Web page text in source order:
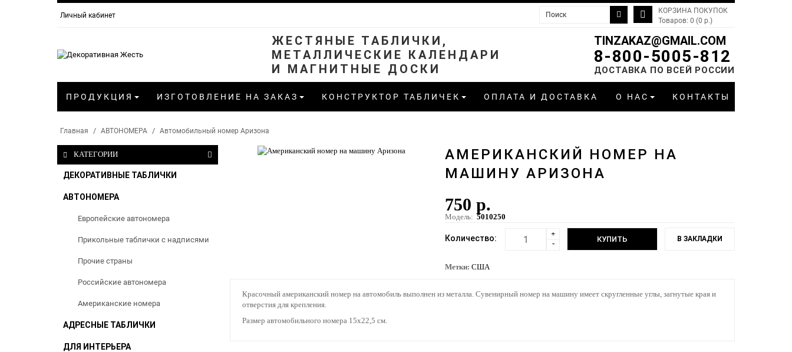
Личный кабинет
КОРЗИНА ПОКУПОК
Товаров: 0 (0 р.)
ЖЕСТЯНЫЕ ТАБЛИЧКИ,
МЕТАЛЛИЧЕСКИЕ КАЛЕНДАРИ
И МАГНИТНЫЕ ДОСКИ
TINZAKAZ@GMAIL.COM
8-800-5005-812
ДОСТАВКА ПО ВСЕЙ РОССИИ
ПРОДУКЦИЯ ИЗГОТОВЛЕНИЕ НА ЗАКАЗ КОНСТРУКТОР ТАБЛИЧЕК ОПЛАТА И ДОСТАВКА О НАС КОНТАКТЫ
Главная АВТОНОМЕРА Автомобильный номер Аризона
КАТЕГОРИИ
ДЕКОРАТИВНЫЕ ТАБЛИЧКИ
АВТОНОМЕРА
Европейские автономера
Прикольные таблички с надписями
Прочие страны
Российские автономера
Американские номера
АДРЕСНЫЕ ТАБЛИЧКИ
ДЛЯ ИНТЕРЬЕРА
АМЕРИКАНСКИЙ НОМЕР НА
МАШИНУ АРИЗОНА
750 р.
Модель:5010250
Количество:
+
-
В ЗАКЛАДКИ
Метки: США
Красочный американский номер на автомобиль выполнен из металла. Сувенирный номер на машину имеет скругленные углы, загнутые края и
отверстия для крепления.
Размер автомобильного номера 15х22,5 см.